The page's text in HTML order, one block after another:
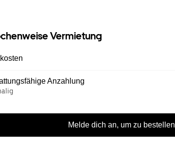
Vermietung
Anzahlung
Melde dich an, um zu bestellen